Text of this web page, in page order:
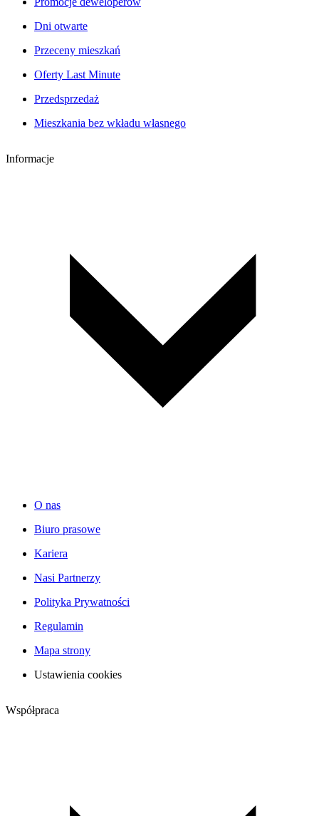
Dni otwarte
Przeceny mieszkań
Oferty Last Minute
Przedsprzedaż
Mieszkania bez wkładu własnego
Informacje
O nas
Biuro prasowe
Kariera
Nasi Partnerzy
Polityka Prywatności
Regulamin
Mapa strony
Ustawienia cookies
Współpraca